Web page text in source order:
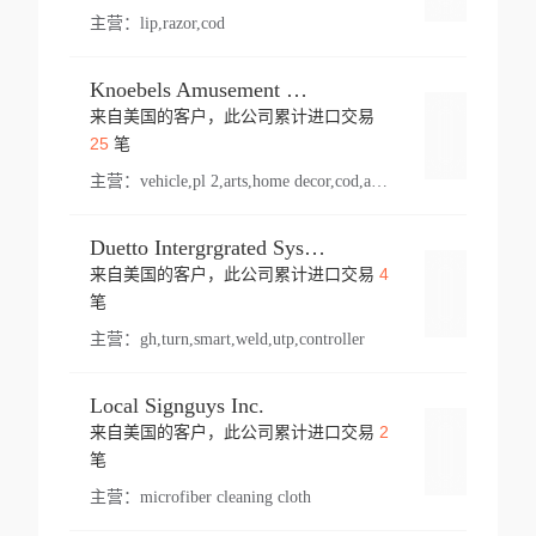
主营： lip,razor,cod
Knoebels Amusement Resort
来自美国的客户，此公司累计进口交易
25笔
主营： vehicle,pl 2,arts,home decor,cod,amusement ride,sea
Duetto Intergrgrated Systems Inc.
来自美国的客户，此公司累计进口交易 4
笔
主营： gh,turn,smart,weld,utp,controller
Local Signguys Inc.
来自美国的客户，此公司累计进口交易 2
笔
主营： microfiber cleaning cloth